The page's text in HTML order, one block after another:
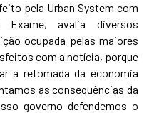
pela Urban System com
avalia diversos
ocupada pelas maiores
com a notícia, porque
a retomada da economia
as consequências da
governo defendemos o